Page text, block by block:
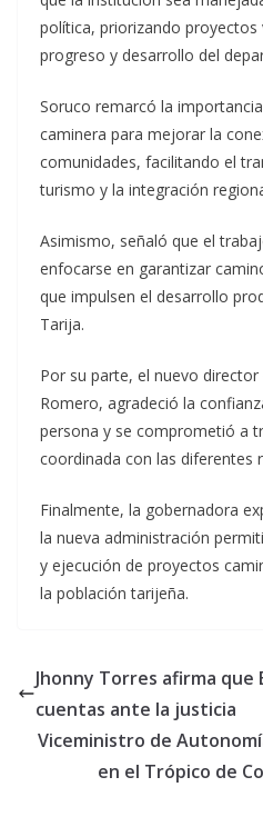
política, priorizando proyectos
progreso y desarrollo del
Soruco remarcó la
caminera para mejorar la
comunidades, facilitando el
turismo y la integración
Asimismo, señaló que el
enfocarse en garantizar
que impulsen el desarrollo
Tarija.
Por su parte, el nuevo director
Romero, agradeció la
persona y se comprometió a
coordinada con las diferentes
Finalmente, la gobernadora
la nueva administración
y ejecución de proyectos
la población tarijeña.
Jhonny Torres afirma
cuentas ante la justicia
Viceministro de
en el Trópico de